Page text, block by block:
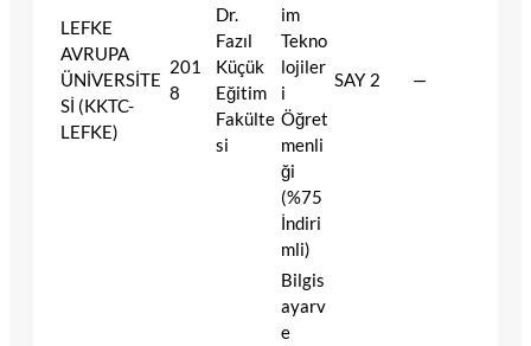
LEFKE
AVRUPA
ÜNİVERSİTE
Sİ (KKTC-
LEFKE)
201
8
Dr.
Fazıl
Küçük
Eğitim
Fakülte
si
im
Tekno
lojiler
i
Öğret
menli
ği
(%75
İndiri
mli)
SAY 2 —
Bilgis
ayarv
e